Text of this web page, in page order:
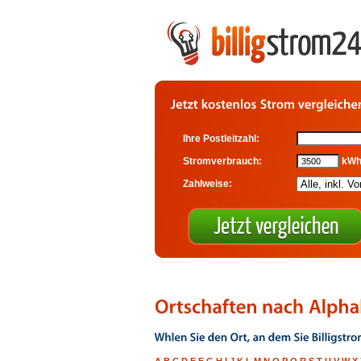
Ihre Postleitzahl:
Stromverbrauch:
kWh
Zahlweise: